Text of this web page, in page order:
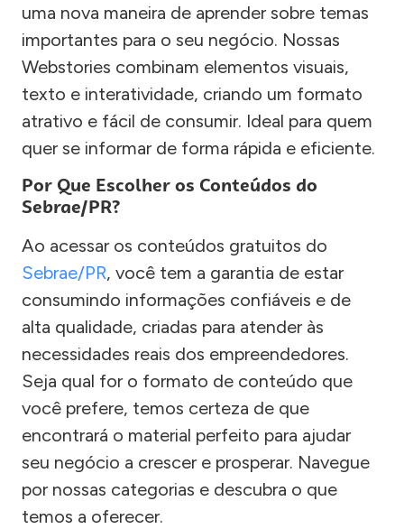
uma nova maneira de aprender sobre temas
importantes para o seu negócio. Nossas
Webstories combinam elementos visuais,
texto e interatividade, criando um formato
atrativo e fácil de consumir. Ideal para quem
quer se informar de forma rápida e eficiente.
Por Que Escolher os Conteúdos do
Sebrae/PR?
Ao acessar os conteúdos gratuitos do
Sebrae/PR, você tem a garantia de estar
consumindo informações confiáveis e de
alta qualidade, criadas para atender às
necessidades reais dos empreendedores.
Seja qual for o formato de conteúdo que
você prefere, temos certeza de que
encontrará o material perfeito para ajudar
seu negócio a crescer e prosperar. Navegue
por nossas categorias e descubra o que
temos a oferecer.